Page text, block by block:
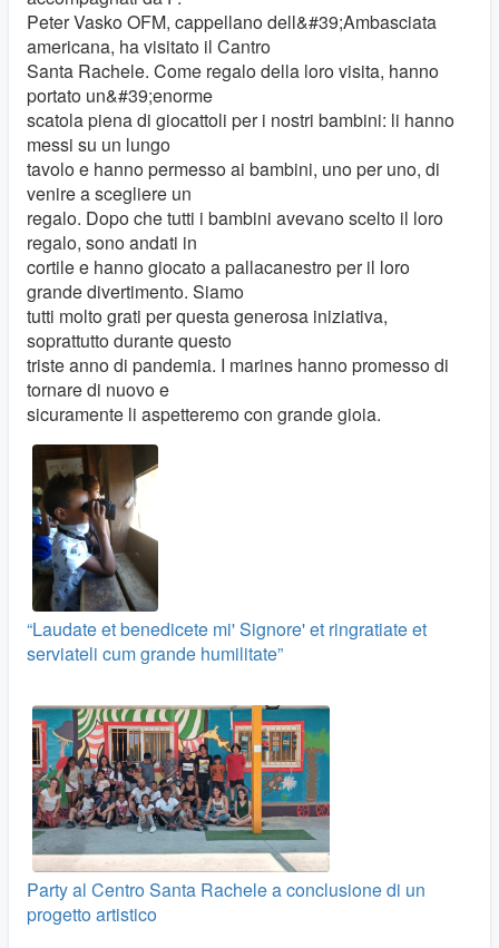
Peter Vasko OFM, cappellano dell&#39;Ambasciata
americana, ha visitato il Cantro
Santa Rachele. Come regalo della loro visita, hanno
portato un&#39;enorme
scatola piena di giocattoli per i nostri bambini: li hanno
messi su un lungo
tavolo e hanno permesso ai bambini, uno per uno, di
venire a scegliere un
regalo. Dopo che tutti i bambini avevano scelto il loro
regalo, sono andati in
cortile e hanno giocato a pallacanestro per il loro
grande divertimento. Siamo
tutti molto grati per questa generosa iniziativa,
soprattutto durante questo
triste anno di pandemia. I marines hanno promesso di
tornare di nuovo e
sicuramente li aspetteremo con grande gioia.
“Laudate et benedicete mi' Signore' et ringratiate et
serviateli cum grande humilitate”
Party al Centro Santa Rachele a conclusione di un
progetto artistico